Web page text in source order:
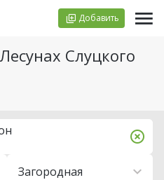
Добавить
Слуцкого
Загородная